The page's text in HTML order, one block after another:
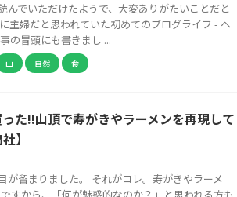
んでいただけたようで、大変ありがたいことだと
主婦だと思われていた初めてのブログライフ - ヘ
の冒頭にも書きまし ...
山 自然 食
た!!山頂で寿がきやラーメンを再現して
】
が留まりました。 それがコレ。寿がきやラーメ